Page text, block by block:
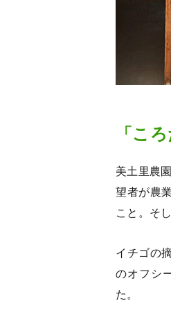
「こ
美土里農
望者が農
こと。そ
イチゴの
のオフシ
た。